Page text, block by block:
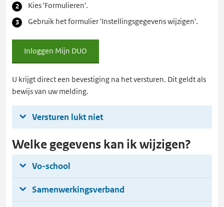
Kies 'Formulieren'.
Gebruik het formulier 'Instellingsgegevens wijzigen'.
Inloggen Mijn DUO
Inloggen
Mijn
U krijgt direct een bevestiging na het versturen. Dit geldt als
bewijs van uw melding.
Versturen lukt niet
Welke gegevens kan ik wijzigen?
Vo-school
Samenwerkingsverband